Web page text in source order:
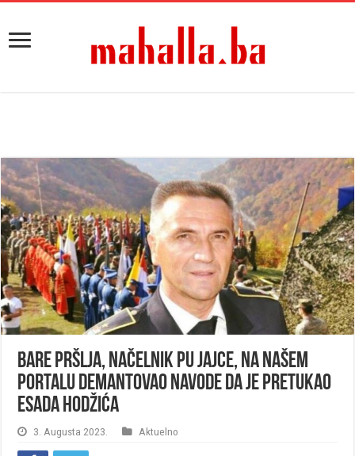
Bare Pršlja, načelnik PU Jajce, na našem
portalu demantovao navode da je pretukao
Esada Hodžića
3. Augusta 2023. Aktuelno